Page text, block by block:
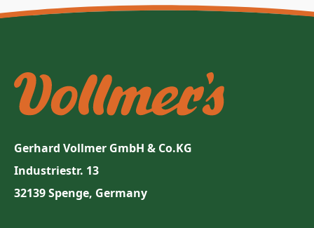
Gerhard Vollmer GmbH & Co.KG
Industriestr. 13
32139 Spenge, Germany